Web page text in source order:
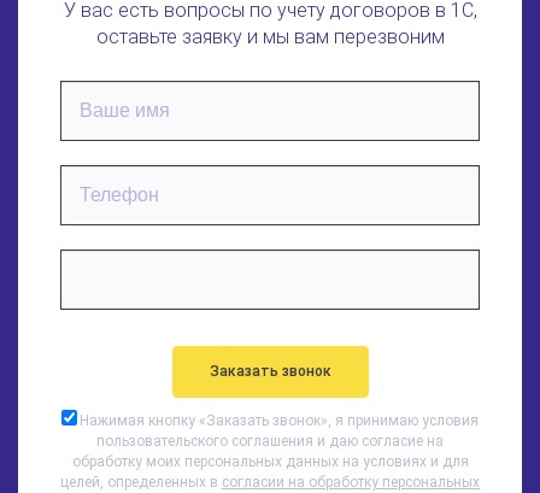
У вас есть вопросы по учету договоров в 1С,
оставьте заявку и мы вам перезвоним
Нажимая кнопку «Заказать звонок», я принимаю условия
пользовательского соглашения и даю согласие на
обработку моих персональных данных на условиях и для
целей, определенных в согласии на обработку персональных